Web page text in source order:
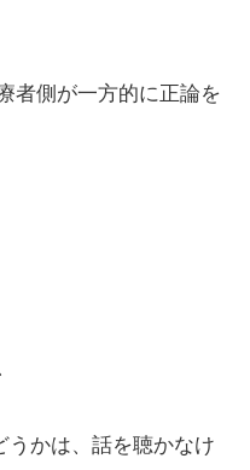
者側が一方的に正論を
うかは、話を聴かなけ